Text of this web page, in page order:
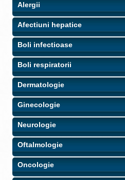
Alergii
Afectiuni hepatice
Boli infectioase
Boli respiratorii
Dermatologie
Ginecologie
Neurologie
Oftalmologie
Oncologie